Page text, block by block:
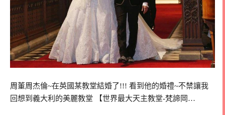
周董周杰倫~在英國某教堂結婚了!!! 看到他的婚禮~不禁讓我
回想到義大利的美麗教堂 【世界最大天主教堂-梵諦岡…